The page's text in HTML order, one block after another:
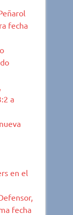
fecha
a
en el
fecha